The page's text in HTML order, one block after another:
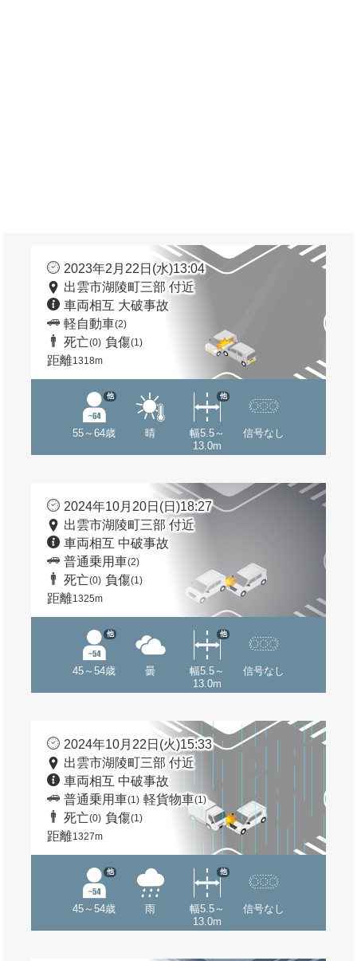
2023年2月22日(水)13:04
出雲市湖陵町三部 付近
車両相互 大破事故
軽自動車(2)
死亡(0) 負傷(1)
距離1318m
55～64歳
他
晴
幅5.5～
13.0m
他
信号なし
2024年10月20日(日)18:27
出雲市湖陵町三部 付近
車両相互 中破事故
普通乗用車(2)
死亡(0) 負傷(1)
距離1325m
45～54歳
他
曇
幅5.5～
13.0m
他
信号なし
2024年10月22日(火)15:33
出雲市湖陵町三部 付近
車両相互 中破事故
普通乗用車(1) 軽貨物車(1)
死亡(0) 負傷(1)
距離1327m
45～54歳
他
雨
幅5.5～
13.0m
他
信号なし